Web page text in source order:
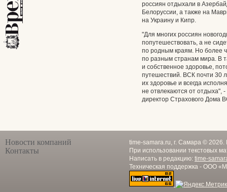
россиян отдыхали в
Белоруссии, а также на
на Украину и Кипр.
"Для многих россиян
попутешествовать, а не
по родным краям. Но более
по разным странам мира. В
и собственное здоровье,
путешествий. ВСК почти 30
их здоровье и всегда
не отвлекаются от отдыха",
директор Страхового Дома
Новости компаний
Контакты
time-samara.ru, г. Самара ©
При использовании текстовых
Написать в редакцию: time-
Техническая поддержка - ООО